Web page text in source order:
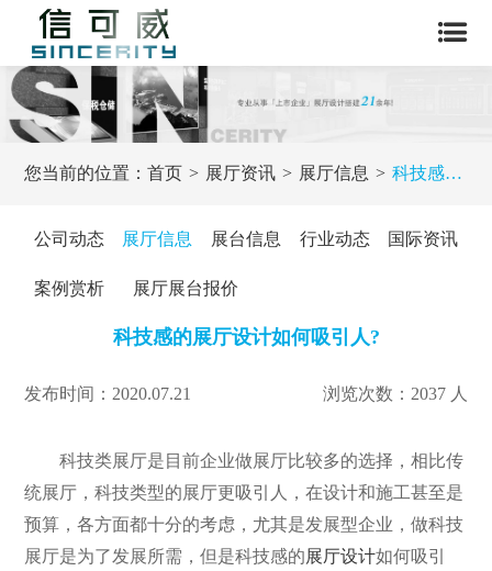
您当前的位置：首页 展厅资讯 展厅信息 科技感的展厅设计如何吸引人?
公司动态 展厅信息 展台信息 行业动态 国际资讯
案例赏析 展厅展台报价
科技感的展厅设计如何吸引人?
发布时间：2020.07.21 浏览次数：2037 人
科技类展厅是目前企业做展厅比较多的选择，相比传
统展厅，科技类型的展厅更吸引人，在设计和施工甚至是
预算，各方面都十分的考虑，尤其是发展型企业，做科技
展厅是为了发展所需，但是科技感的展厅设计如何吸引